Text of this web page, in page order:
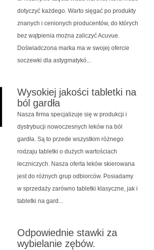
dotyczyć każdego. Warto sięgać po produkty
znanych i cenionych producentów, do których
bez wątpienia można zaliczyć Acuvue.
Doświadczona marka ma w swojej ofercie
soczewki dla astygmatykó...
Wysokiej jakości tabletki na
ból gardła
Nasza firma specjalizuje się w produkcji i
dystrybucji nowoczesnych leków na ból
gardła. Są to przede wszystkim różnego
rodzaju tabletki o dużych wartościach
leczniczych. Nasza oferta leków skierowana
jest do różnych grup odbiorców. Posiadamy
w sprzedaży zarówno tabletki klasyczne, jak i
tabletki na gard...
Odpowiednie stawki za
wybielanie zębów.